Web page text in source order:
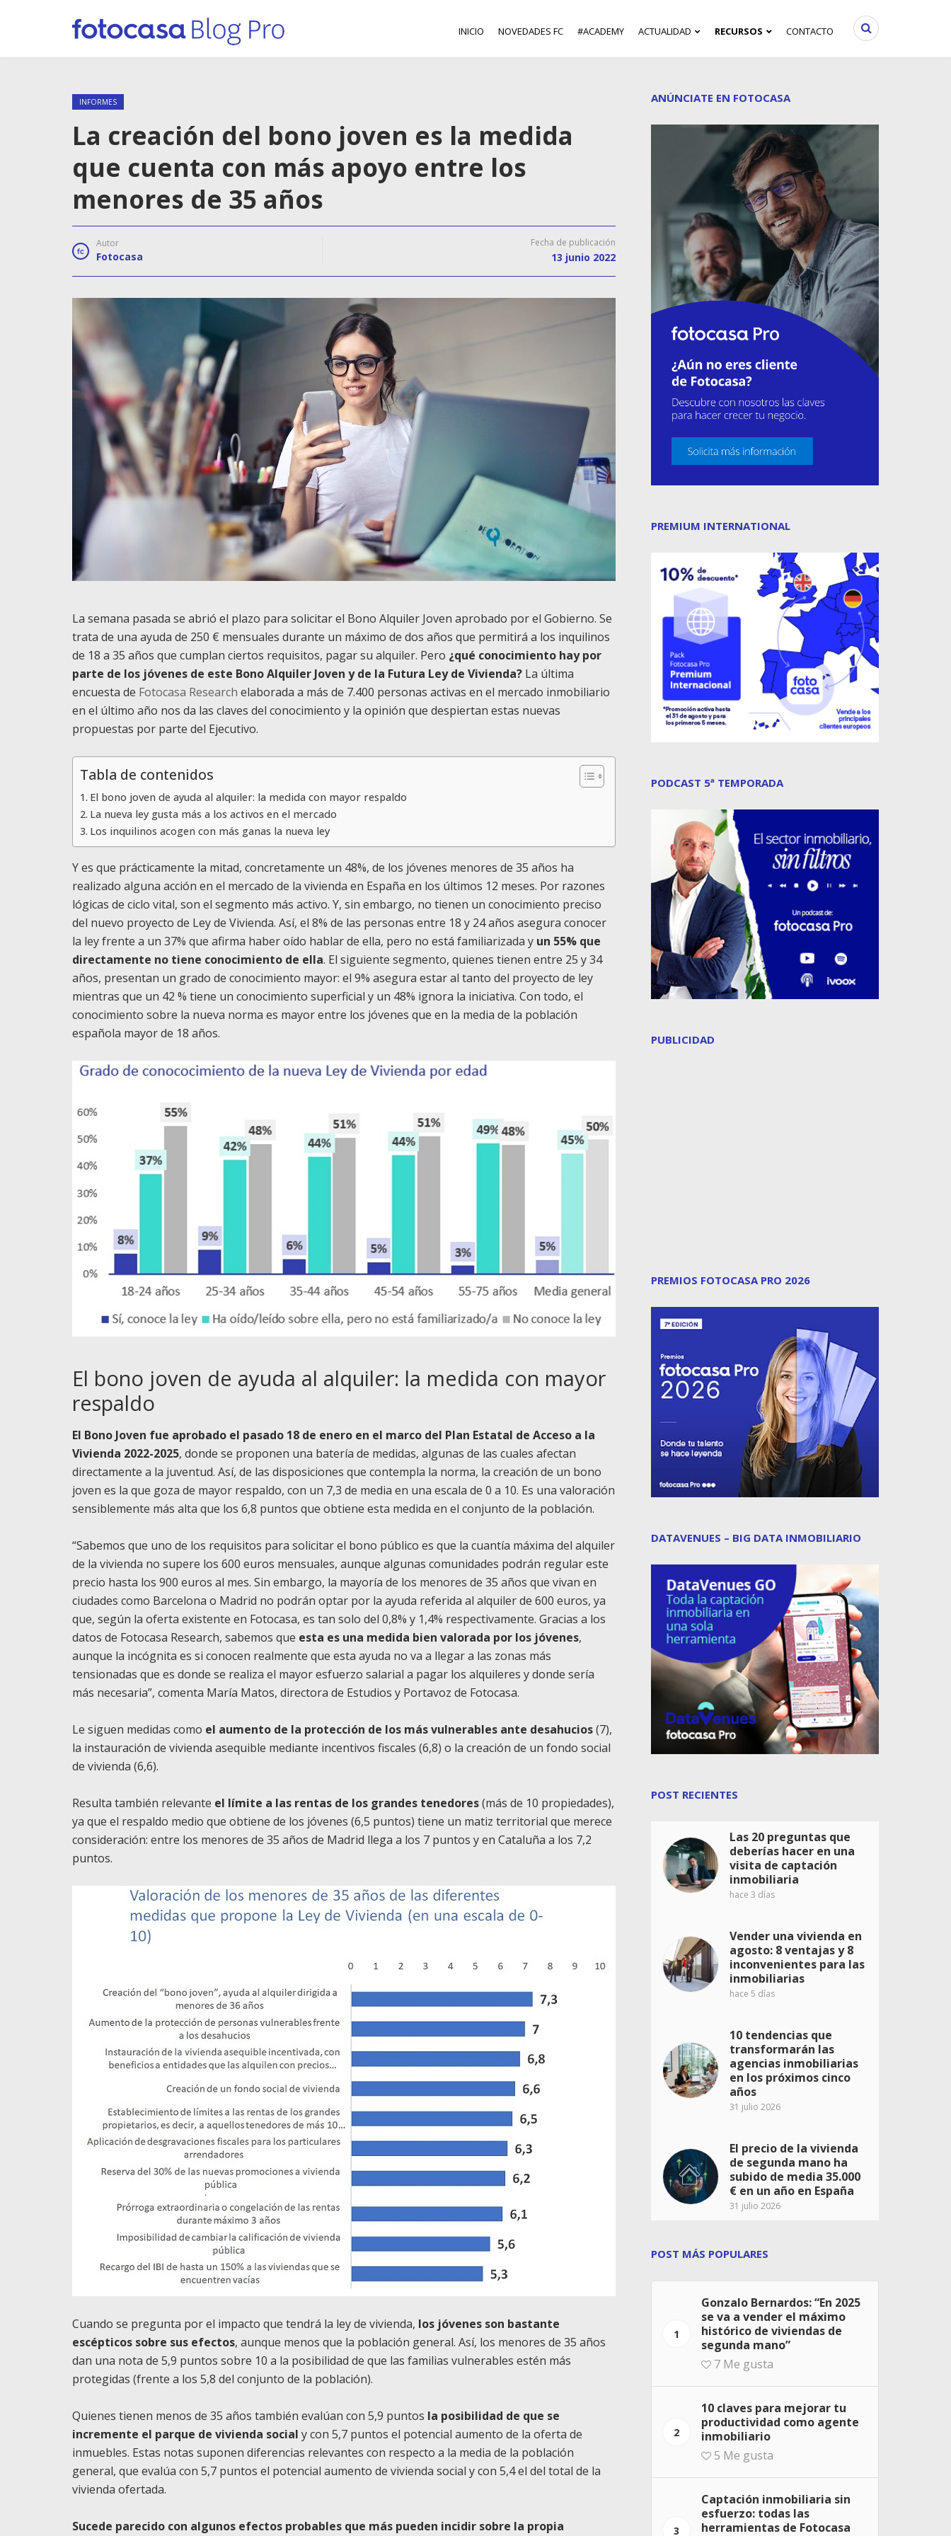
INICIO NOVEDADES FC #ACADEMY ACTUALIDAD RECURSOS CONTACTO
INFORMES
La creación del bono joven es la medida
que cuenta con más apoyo entre los
menores de 35 años
Autor
Fotocasa
Fecha de publicación
13 junio 2022
La semana pasada se abrió el plazo para solicitar el Bono Alquiler Joven aprobado por el Gobierno. Se
trata de una ayuda de 250 € mensuales durante un máximo de dos años que permitirá a los inquilinos
de 18 a 35 años que cumplan ciertos requisitos, pagar su alquiler. Pero ¿qué conocimiento hay por
parte de los jóvenes de este Bono Alquiler Joven y de la Futura Ley de Vivienda? La última
encuesta de Fotocasa Research elaborada a más de 7.400 personas activas en el mercado inmobiliario
en el último año nos da las claves del conocimiento y la opinión que despiertan estas nuevas
propuestas por parte del Ejecutivo.
Tabla de contenidos
El bono joven de ayuda al alquiler: la medida con mayor respaldo
La nueva ley gusta más a los activos en el mercado
Los inquilinos acogen con más ganas la nueva ley
Y es que prácticamente la mitad, concretamente un 48%, de los jóvenes menores de 35 años ha
realizado alguna acción en el mercado de la vivienda en España en los últimos 12 meses. Por razones
lógicas de ciclo vital, son el segmento más activo. Y, sin embargo, no tienen un conocimiento preciso
del nuevo proyecto de Ley de Vivienda. Así, el 8% de las personas entre 18 y 24 años asegura conocer
la ley frente a un 37% que afirma haber oído hablar de ella, pero no está familiarizada y un 55% que
directamente no tiene conocimiento de ella. El siguiente segmento, quienes tienen entre 25 y 34
años, presentan un grado de conocimiento mayor: el 9% asegura estar al tanto del proyecto de ley
mientras que un 42 % tiene un conocimiento superficial y un 48% ignora la iniciativa. Con todo, el
conocimiento sobre la nueva norma es mayor entre los jóvenes que en la media de la población
española mayor de 18 años.
El bono joven de ayuda al alquiler: la medida con mayor
respaldo
El Bono Joven fue aprobado el pasado 18 de enero en el marco del Plan Estatal de Acceso a la
Vivienda 2022-2025, donde se proponen una batería de medidas, algunas de las cuales afectan
directamente a la juventud. Así, de las disposiciones que contempla la norma, la creación de un bono
joven es la que goza de mayor respaldo, con un 7,3 de media en una escala de 0 a 10. Es una valoración
sensiblemente más alta que los 6,8 puntos que obtiene esta medida en el conjunto de la población.
“Sabemos que uno de los requisitos para solicitar el bono público es que la cuantía máxima del alquiler
de la vivienda no supere los 600 euros mensuales, aunque algunas comunidades podrán regular este
precio hasta los 900 euros al mes. Sin embargo, la mayoría de los menores de 35 años que vivan en
ciudades como Barcelona o Madrid no podrán optar por la ayuda referida al alquiler de 600 euros, ya
que, según la oferta existente en Fotocasa, es tan solo del 0,8% y 1,4% respectivamente. Gracias a los
datos de Fotocasa Research, sabemos que esta es una medida bien valorada por los jóvenes,
aunque la incógnita es si conocen realmente que esta ayuda no va a llegar a las zonas más
tensionadas que es donde se realiza el mayor esfuerzo salarial a pagar los alquileres y donde sería
más necesaria”, comenta María Matos, directora de Estudios y Portavoz de Fotocasa.
Le siguen medidas como el aumento de la protección de los más vulnerables ante desahucios(7),
la instauración de vivienda asequible mediante incentivos fiscales (6,8) o la creación de un fondo social
de vivienda (6,6).
Resulta también relevante el límite a las rentas de los grandes tenedores(más de 10 propiedades),
ya que el respaldo medio que obtiene de los jóvenes (6,5 puntos) tiene un matiz territorial que merece
consideración: entre los menores de 35 años de Madrid llega a los 7 puntos y en Cataluña a los 7,2
puntos.
Cuando se pregunta por el impacto que tendrá la ley de vivienda, los jóvenes son bastante
escépticos sobre sus efectos, aunque menos que la población general. Así, los menores de 35 años
dan una nota de 5,9 puntos sobre 10 a la posibilidad de que las familias vulnerables estén más
protegidas (frente a los 5,8 del conjunto de la población).
Quienes tienen menos de 35 años también evalúan con 5,9 puntos la posibilidad de que se
incremente el parque de vivienda social y con 5,7 puntos el potencial aumento de la oferta de
inmuebles. Estas notas suponen diferencias relevantes con respecto a la media de la población
general, que evalúa con 5,7 puntos el potencial aumento de vivienda social y con 5,4 el del total de la
vivienda ofertada.
Sucede parecido con algunos efectos probables que más pueden incidir sobre la propia
ANÚNCIATE EN FOTOCASA
PREMIUM INTERNATIONAL
PODCAST 5ª TEMPORADA
PUBLICIDAD
PREMIOS FOTOCASA PRO 2026
DATAVENUES – BIG DATA INMOBILIARIO
POST RECIENTES
Las 20 preguntas que
deberías hacer en una
visita de captación
inmobiliaria
hace 3 días
Vender una vivienda en
agosto: 8 ventajas y 8
inconvenientes para las
inmobiliarias
hace 5 días
10 tendencias que
transformarán las
agencias inmobiliarias
en los próximos cinco
años
31 julio 2026
El precio de la vivienda
de segunda mano ha
subido de media 35.000
€ en un año en España
31 julio 2026
POST MÁS POPULARES
1
Gonzalo Bernardos: “En 2025
se va a vender el máximo
histórico de viviendas de
segunda mano”
7 Me gusta
2
10 claves para mejorar tu
productividad como agente
inmobiliario
5 Me gusta
3
Captación inmobiliaria sin
esfuerzo: todas las
herramientas de Fotocasa